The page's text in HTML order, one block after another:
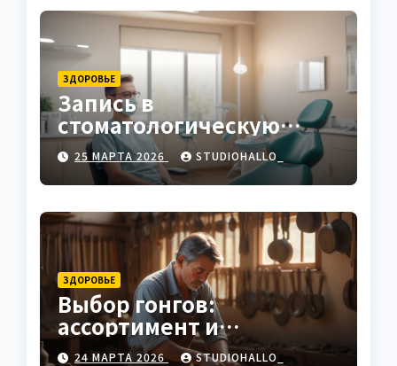
ЗДОРОВЬЕ
Запись в
стоматологическую
клинику
25 МАРТА 2026 STUDIOHALLO_
ЗДОРОВЬЕ
Выбор гонгов:
ассортимент и
характеристики
24 МАРТА 2026 STUDIOHALLO_